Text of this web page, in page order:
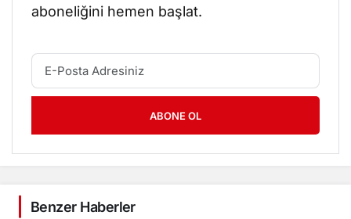
aboneliğini hemen başlat.
ABONE OL
Benzer Haberler